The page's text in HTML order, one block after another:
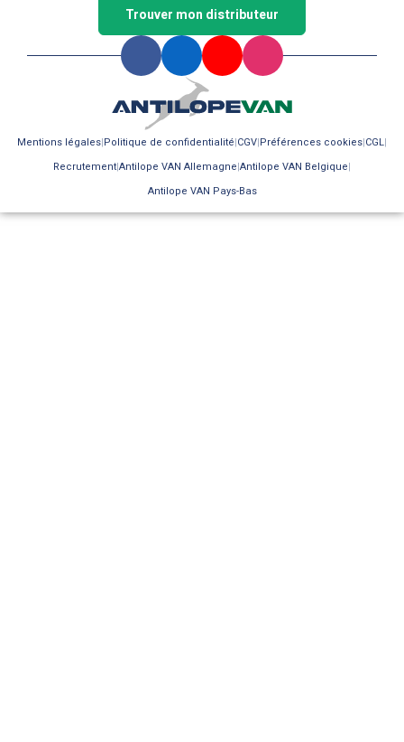
Trouver mon distributeur
Mentions légales Politique de confidentialité CGV Préférences cookies CGL
RecrutementAntilope VAN Allemagne Antilope VAN Belgique
Antilope VAN Pays-Bas